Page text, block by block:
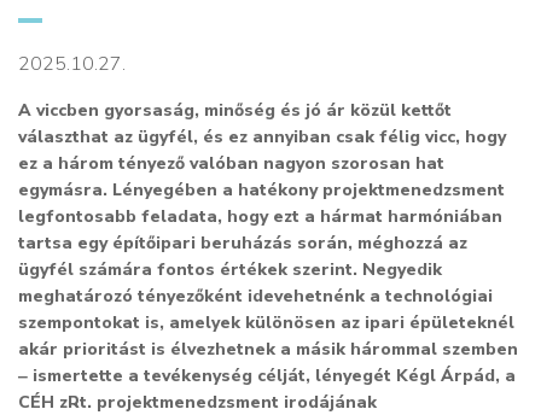
2025.10.27.
A viccben gyorsaság, minőség és jó ár közül kettőt
választhat az ügyfél, és ez annyiban csak félig vicc, hogy
ez a három tényező valóban nagyon szorosan hat
egymásra. Lényegében a hatékony projektmenedzsment
legfontosabb feladata, hogy ezt a hármat harmóniában
tartsa egy építőipari beruházás során, méghozzá az
ügyfél számára fontos értékek szerint. Negyedik
meghatározó tényezőként idevehetnénk a technológiai
szempontokat is, amelyek különösen az ipari épületeknél
akár prioritást is élvezhetnek a másik hárommal szemben
‒ ismertette a tevékenység célját, lényegét Kégl Árpád, a
CÉH zRt. projektmenedzsment irodájának